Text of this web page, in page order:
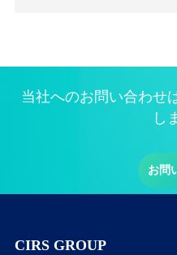
当社へのお問い合わせ
し
お問
CIRS GROUP